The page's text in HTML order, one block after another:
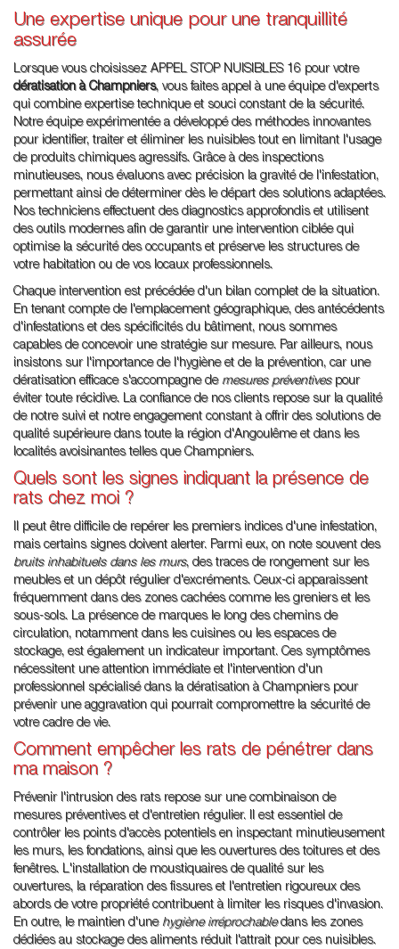
Une expertise unique pour une tranquillité
assurée
Lorsque vous choisissez APPEL STOP NUISIBLES 16 pour votre
dératisation à Champniers, vous faites appel à une équipe d'experts
qui combine expertise technique et souci constant de la sécurité.
Notre équipe expérimentée a développé des méthodes innovantes
pour identifier, traiter et éliminer les nuisibles tout en limitant l'usage
de produits chimiques agressifs. Grâce à des inspections
minutieuses, nous évaluons avec précision la gravité de l'infestation,
permettant ainsi de déterminer dès le départ des solutions adaptées.
Nos techniciens effectuent des diagnostics approfondis et utilisent
des outils modernes afin de garantir une intervention ciblée qui
optimise la sécurité des occupants et préserve les structures de
votre habitation ou de vos locaux professionnels.
Chaque intervention est précédée d'un bilan complet de la situation.
En tenant compte de l'emplacement géographique, des antécédents
d'infestations et des spécificités du bâtiment, nous sommes
capables de concevoir une stratégie sur mesure. Par ailleurs, nous
insistons sur l'importance de l'hygiène et de la prévention, car une
dératisation efficace s'accompagne de mesures préventivespour
éviter toute récidive. La confiance de nos clients repose sur la qualité
de notre suivi et notre engagement constant à offrir des solutions de
qualité supérieure dans toute la région d'Angoulême et dans les
localités avoisinantes telles que Champniers.
Quels sont les signes indiquant la présence de
rats chez moi ?
Il peut être difficile de repérer les premiers indices d'une infestation,
mais certains signes doivent alerter. Parmi eux, on note souvent des
bruits inhabituels dans les murs, des traces de rongement sur les
meubles et un dépôt régulier d'excréments. Ceux-ci apparaissent
fréquemment dans des zones cachées comme les greniers et les
sous-sols. La présence de marques le long des chemins de
circulation, notamment dans les cuisines ou les espaces de
stockage, est également un indicateur important. Ces symptômes
nécessitent une attention immédiate et l'intervention d'un
professionnel spécialisé dans la dératisation à Champniers pour
prévenir une aggravation qui pourrait compromettre la sécurité de
votre cadre de vie.
Comment empêcher les rats de pénétrer dans
ma maison ?
Prévenir l'intrusion des rats repose sur une combinaison de
mesures préventives et d'entretien régulier. Il est essentiel de
contrôler les points d'accès potentiels en inspectant minutieusement
les murs, les fondations, ainsi que les ouvertures des toitures et des
fenêtres. L'installation de moustiquaires de qualité sur les
ouvertures, la réparation des fissures et l'entretien rigoureux des
abords de votre propriété contribuent à limiter les risques d'invasion.
En outre, le maintien d'une hygiène irréprochabledans les zones
dédiées au stockage des aliments réduit l'attrait pour ces nuisibles.